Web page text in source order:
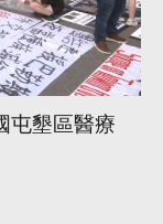
屯墾區醫療